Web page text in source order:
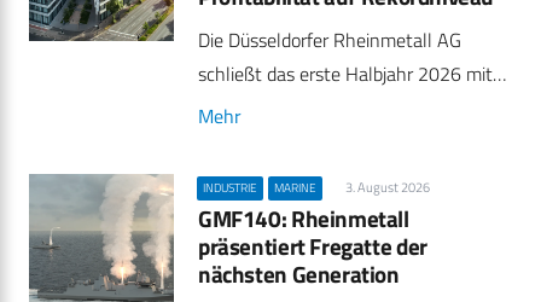
Die Düsseldorfer Rheinmetall AG
schließt das erste Halbjahr 2026 mit…
Mehr
INDUSTRIE MARINE 3. August 2026
GMF140: Rheinmetall
präsentiert Fregatte der
nächsten Generation